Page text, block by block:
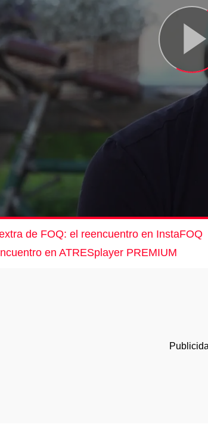
de FOQ: el reencuentro en InstaFOQ
en ATRESplayer PREMIUM